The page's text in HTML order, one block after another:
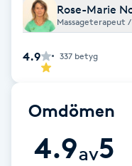
Brynplockning
Bröllopsuppsättning
C
Celluliter
Coachning
Rose-Marie
Massageterapeut
4.9 337 betyg
Omdömen
4.9av5